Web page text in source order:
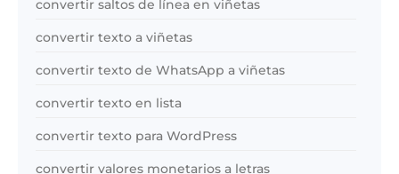
convertir saltos de línea en viñetas
convertir texto a viñetas
convertir texto de WhatsApp a viñetas
convertir texto en lista
convertir texto para WordPress
convertir valores monetarios a letras